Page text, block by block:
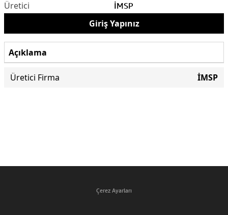
İMSP
Giriş Yapınız
Açıklama
Üretici Firma İMSP
Çerez Ayarları